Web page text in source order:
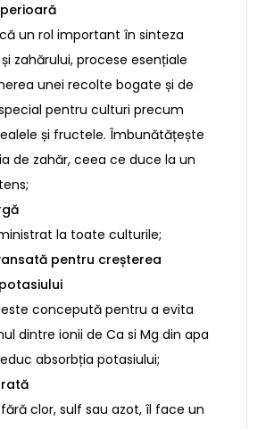
un rol important în sinteza
zahărului, procese esențiale
unei recolte bogate și de
pentru culturi precum
și fructele. Îmbunătățește
de zahăr, ceea ce duce la un
la toate culturile;
pentru creșterea
concepută pentru a evita
dintre ionii de Ca si Mg din apa
absorbția potasiului;
clor, sulf sau azot, îl face un